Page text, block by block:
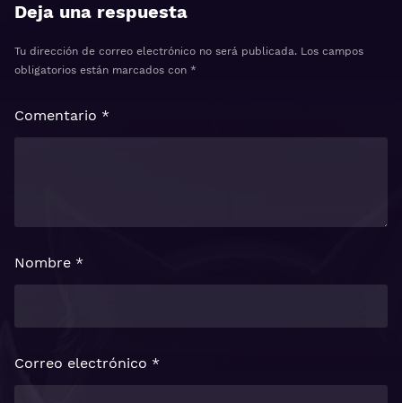
Deja una respuesta
Tu dirección de correo electrónico no será publicada. Los campos
obligatorios están marcados con *
Comentario *
Nombre *
Correo electrónico *